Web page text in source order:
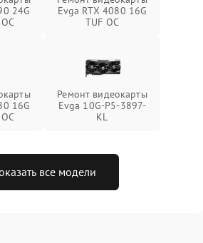
24G
Evga RTX 4080 16G
TUF OC
16G
Ремонт видеокарты
Evga 10G-P5-3897-
KL
все модели